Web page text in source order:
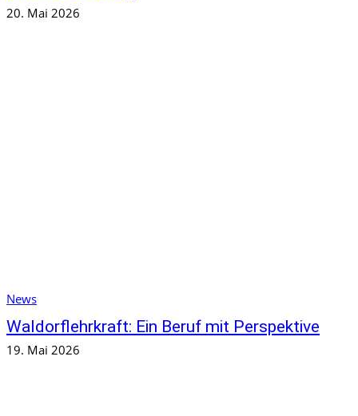
20. Mai 2026
News
Waldorflehrkraft: Ein Beruf mit Perspektive
19. Mai 2026